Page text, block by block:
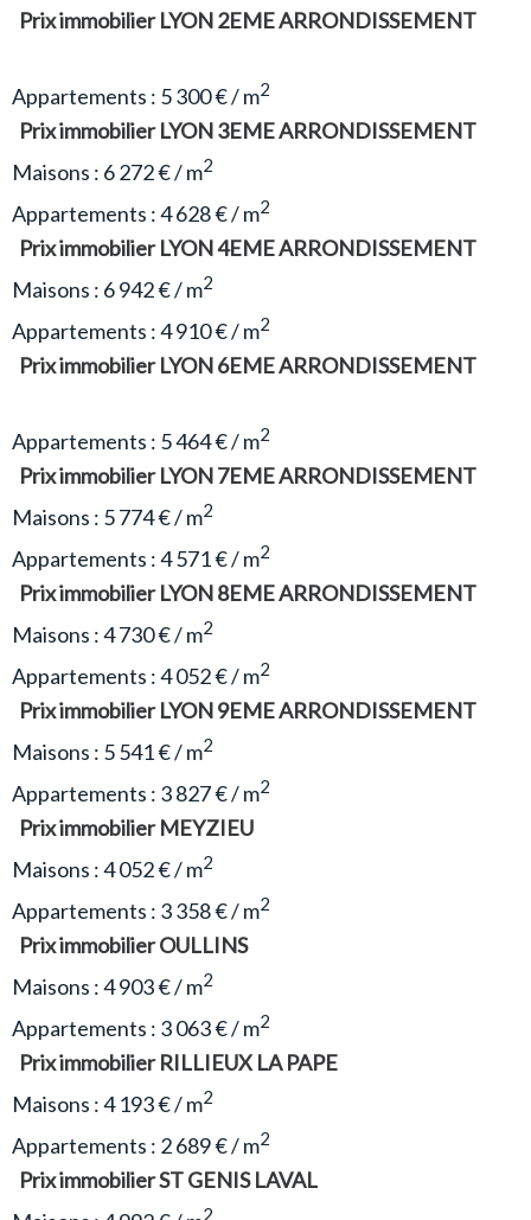
Prix immobilier LYON 2EME ARRONDISSEMENT
Appartements : 5 300 € / m2
Prix immobilier LYON 3EME ARRONDISSEMENT
Maisons : 6 272 € / m2
Appartements : 4 628 € / m2
Prix immobilier LYON 4EME ARRONDISSEMENT
Maisons : 6 942 € / m2
Appartements : 4 910 € / m2
Prix immobilier LYON 6EME ARRONDISSEMENT
Appartements : 5 464 € / m2
Prix immobilier LYON 7EME ARRONDISSEMENT
Maisons : 5 774 € / m2
Appartements : 4 571 € / m2
Prix immobilier LYON 8EME ARRONDISSEMENT
Maisons : 4 730 € / m2
Appartements : 4 052 € / m2
Prix immobilier LYON 9EME ARRONDISSEMENT
Maisons : 5 541 € / m2
Appartements : 3 827 € / m2
Prix immobilier MEYZIEU
Maisons : 4 052 € / m2
Appartements : 3 358 € / m2
Prix immobilier OULLINS
Maisons : 4 903 € / m2
Appartements : 3 063 € / m2
Prix immobilier RILLIEUX LA PAPE
Maisons : 4 193 € / m2
Appartements : 2 689 € / m2
Prix immobilier ST GENIS LAVAL
2